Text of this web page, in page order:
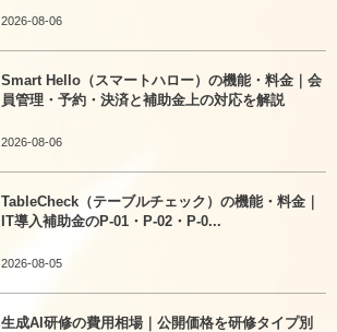
2026-08-06
Smart Hello（スマートハロー）の機能・料金｜会
員管理・予約・決済と補助金上の対応を解説
2026-08-06
TableCheck（テーブルチェック）の機能・料金｜
IT導入補助金のP-01・P-02・P-0...
2026-08-05
生成AI研修の費用相場｜公開価格を研修タイプ別